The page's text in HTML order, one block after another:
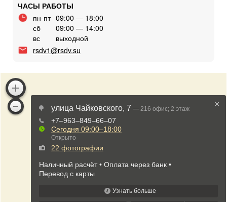
ЧАСЫ РАБОТЫ
пн-пт 09:00 — 18:00
сб
09:00 — 14:00
вс
выходной
rsdv1@rsdv.su